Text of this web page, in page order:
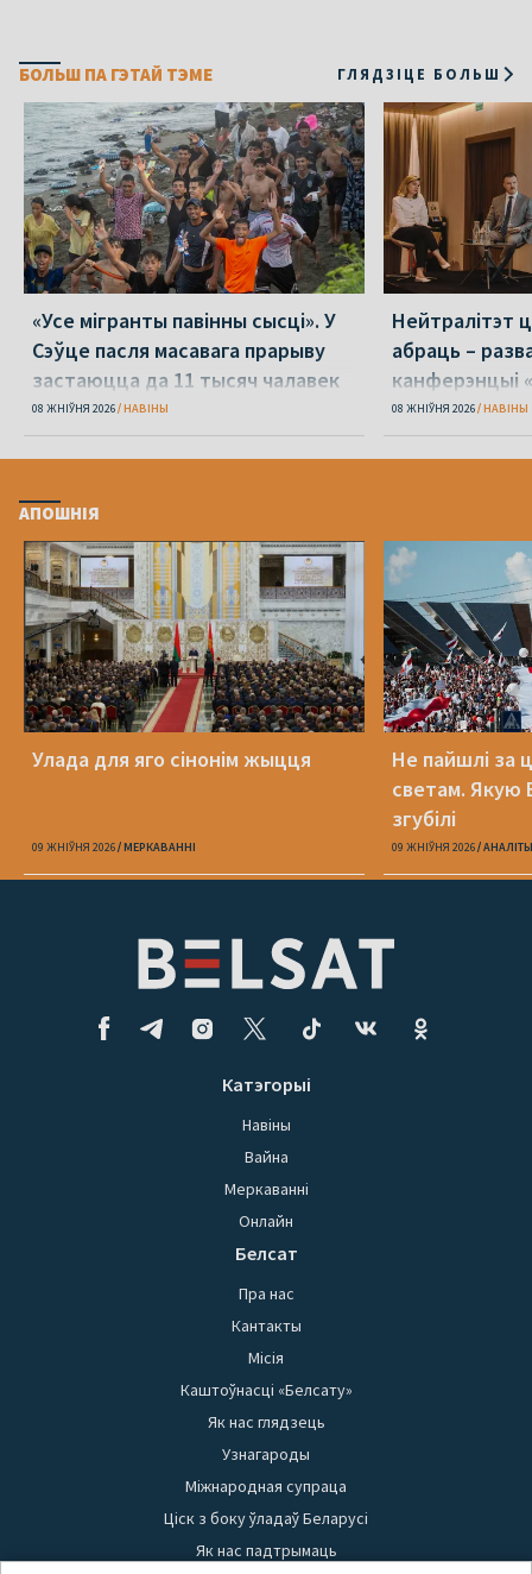
БОЛЬШ ПА ГЭТАЙ ТЭМЕ ГЛЯДЗІЦЕ БОЛЬШ
«Усе мігранты павінны сысці». У
Сэўце пасля масавага прарыву
застаюцца да 11 тысяч чалавек
08 ЖНІЎНЯ 2026 НАВІНЫ
Нейтралітэт
абраць –
канферэнцыі
08 ЖНІЎНЯ 2026 НАВІНЫ
АПОШНІЯ
Улада для яго сінонім жыцця
09 ЖНІЎНЯ 2026 МЕРКАВАННI
Не пайшлі за
светам. Якую
згубілі
09 ЖНІЎНЯ 2026
Катэгорыі
Навіны
Вайна
Меркаванні
Онлайн
Белсат
Пра нас
Кантакты
Місія
Каштоўнасці «Белсату»
Як нас глядзець
Узнагароды
Міжнародная супраца
Ціск з боку ўладаў Беларусі
Як нас падтрымаць